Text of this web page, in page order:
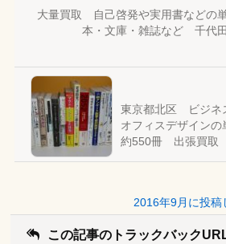
大量買取 自己啓発や実用書などの
本・文庫・雑誌など 千代
東京都北区 ビジネ
オフィスデザイン
約550冊 出張買取
2016年9月に投稿
この記事のトラックバック